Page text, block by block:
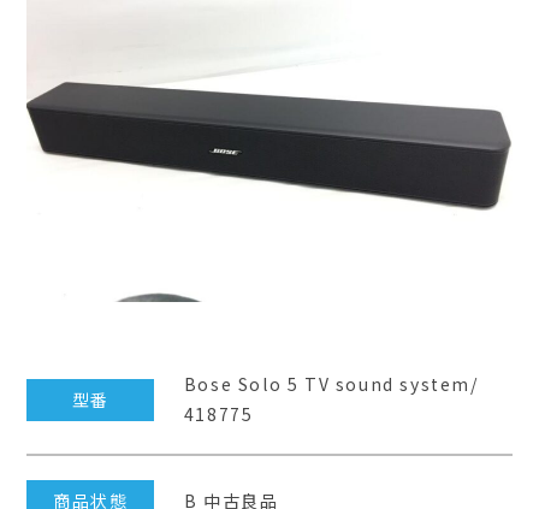
型番
Bose Solo 5 TV sound system/
418775
商品状態 B 中古良品